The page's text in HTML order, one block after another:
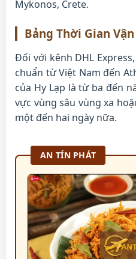
Mykonos, Crete.
Bảng Thời Gian
Đối với kênh DHL
chuẩn từ Việt Nam đến
của Hy Lạp là từ ba đến
vực vùng sâu vùng xa
một đến hai ngày nữa.
AN TÍN PHÁT